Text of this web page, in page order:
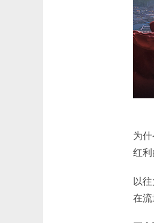
为
红利
以
在流